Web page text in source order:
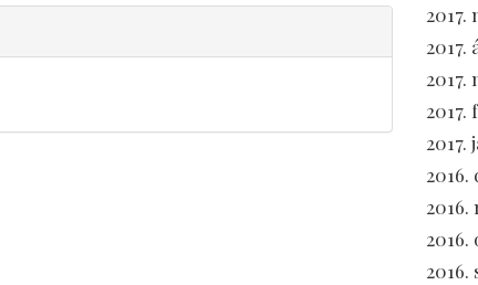
2017.
2017.
2017.
2017.
2016.